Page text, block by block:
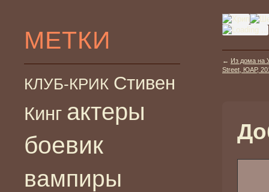
МЕТКИ
КЛУБ-КРИК Стивен
Кинг актеры
боевик
вампиры
← Из дома на
Street, ЮАР,